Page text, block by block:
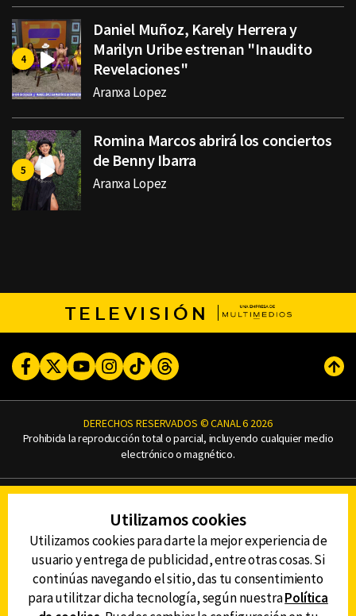
Daniel Muñoz, Karely Herrera y
Marilyn Uribe estrenan "Inaudito
Revelaciones"
Aranxa Lopez
Romina Marcos abrirá los conciertos
de Benny Ibarra
Aranxa Lopez
TELEVISIÓN
FacebookTwitterYoutubeInstagram
TikTokThreads
DERECHOS RESERVADOS © CANAL 6 2026
Prohibida la reproducción total o parcial, incluyendo cualquier medio
electrónico o magnético.
AVISO DE PRIVACIDAD
AVISO LEGAL
DEFENSORÍA DE LAS AUDIENCIAS
Utilizamos cookies
Utilizamos cookies para darte la mejor experiencia de
usuario y entrega de publicidad, entre otras cosas. Si
continúas navegando el sitio, das tu consentimiento
para utilitzar dicha tecnología, según nuestraPolítica